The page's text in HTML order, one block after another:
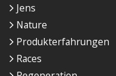
Jens
Nature
Produkterfahrungen
Races